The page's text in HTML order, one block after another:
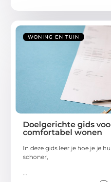
WONING EN TUIN
Doelgerichte gids
comfortabel wonen
In deze gids leer je hoe je je
schoner,